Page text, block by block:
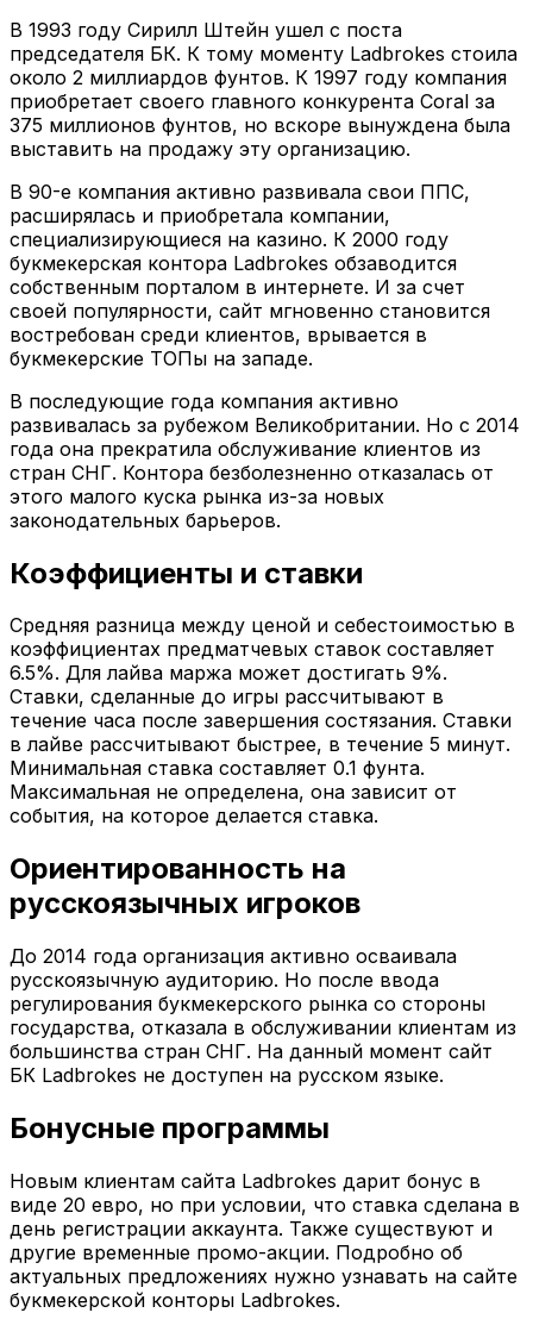
В 1993 году Сирилл Штейн ушел с поста
председателя БК. К тому моменту Ladbrokes стоила
около 2 миллиардов фунтов. К 1997 году компания
приобретает своего главного конкурента Coral за
375 миллионов фунтов, но вскоре вынуждена была
выставить на продажу эту организацию.
В 90-е компания активно развивала свои ППС,
расширялась и приобретала компании,
специализирующиеся на казино. К 2000 году
букмекерская контора Ladbrokes обзаводится
собственным порталом в интернете. И за счет
своей популярности, сайт мгновенно становится
востребован среди клиентов, врывается в
букмекерские ТОПы на западе.
В последующие года компания активно
развивалась за рубежом Великобритании. Но с 2014
года она прекратила обслуживание клиентов из
стран СНГ. Контора безболезненно отказалась от
этого малого куска рынка из-за новых
законодательных барьеров.
Коэффициенты и ставки
Средняя разница между ценой и себестоимостью в
коэффициентах предматчевых ставок составляет
6.5%. Для лайва маржа может достигать 9%.
Ставки, сделанные до игры рассчитывают в
течение часа после завершения состязания. Ставки
в лайве рассчитывают быстрее, в течение 5 минут.
Минимальная ставка составляет 0.1 фунта.
Максимальная не определена, она зависит от
события, на которое делается ставка.
Ориентированность на
русскоязычных игроков
До 2014 года организация активно осваивала
русскоязычную аудиторию. Но после ввода
регулирования букмекерского рынка со стороны
государства, отказала в обслуживании клиентам из
большинства стран СНГ. На данный момент сайт
БК Ladbrokes не доступен на русском языке.
Бонусные программы
Новым клиентам сайта Ladbrokes дарит бонус в
виде 20 евро, но при условии, что ставка сделана в
день регистрации аккаунта. Также существуют и
другие временные промо-акции. Подробно об
актуальных предложениях нужно узнавать на сайте
букмекерской конторы Ladbrokes.